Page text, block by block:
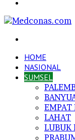
HOME
NASIONAL
SUMSEL
EMPAT
LAHAT
LUBUK